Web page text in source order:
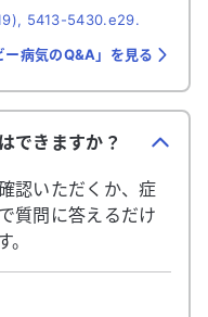
5413-5430.e29.
ー病気のQ&A」を見る
できますか？
認いただくか、症
質問に答えるだけ